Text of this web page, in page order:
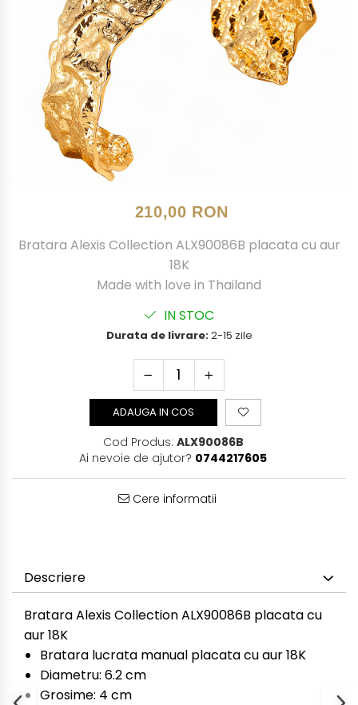
210,00 RON
Bratara Alexis Collection ALX90086B placata cu aur
18K
Made with love in Thailand
IN STOC
Durata de livrare:2-15 zile
ADAUGA IN COS
Cod Produs: ALX90086B
Ai nevoie de ajutor? 0744217605
Cere informatii
Descriere
Bratara Alexis Collection ALX90086B placata cu
aur 18K
Bratara lucrata manual placata cu aur 18K
Diametru: 6.2 cm
Grosime: 4 cm